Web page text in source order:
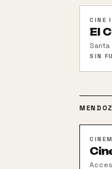
CINE
El
Santa
SIN